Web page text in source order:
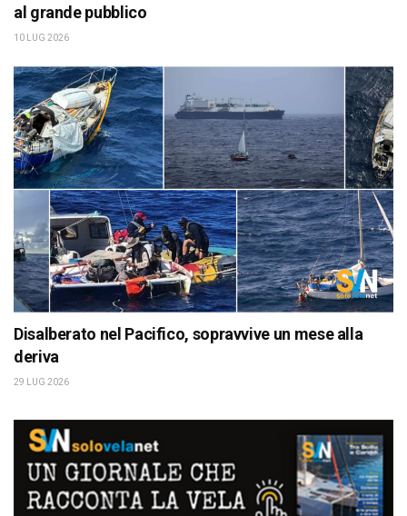
al grande pubblico
10 LUG 2026
Disalberato nel Pacifico, sopravvive un mese alla
deriva
29 LUG 2026